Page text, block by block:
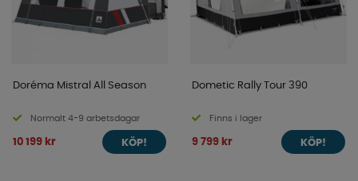
Doréma Mistral All Season
Normalt 4-9 arbetsdagar
10 199 kr KÖP!
Dometic Rally Tour 390
Finns i lager
9 799 kr KÖP!